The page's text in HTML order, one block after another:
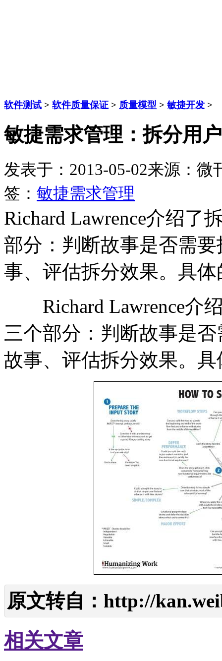
软件测试 > 软件质量保证 > 质量模型 > 敏捷开发 >
敏捷需求管理：拆分用
发表于：2013-05-02来源：微
签： 敏捷需求管理
Richard Lawrence介绍了
部分：判断故事是否需
事、评估拆分效果。具
Richard Lawrence介
三个部分：判断故事是
故事、评估拆分效果。
原文转自： http://
相关文章